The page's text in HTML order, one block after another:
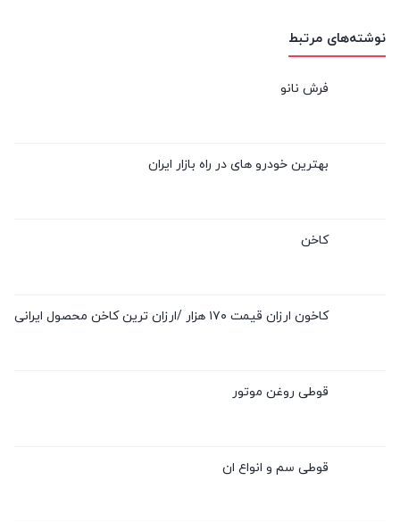
نوشته‌های مرتبط
فرش نانو
بهترین خودرو های در راه بازار ایران
کاخن
کاخون ارزان قیمت ۱۷۰ هزار /ارزان ترین کاخن محصول ایرانی
قوطی روغن موتور
قوطی سم و انواع ان